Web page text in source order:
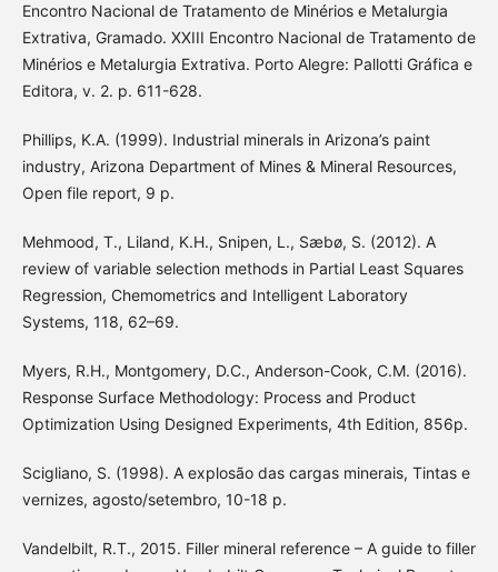
Encontro Nacional de Tratamento de Minérios e Metalurgia
Extrativa, Gramado. XXIII Encontro Nacional de Tratamento de
Minérios e Metalurgia Extrativa. Porto Alegre: Pallotti Gráfica e
Editora, v. 2. p. 611-628.
Phillips, K.A. (1999). Industrial minerals in Arizona’s paint
industry, Arizona Department of Mines & Mineral Resources,
Open file report, 9 p.
Mehmood, T., Liland, K.H., Snipen, L., Sæbø, S. (2012). A
review of variable selection methods in Partial Least Squares
Regression, Chemometrics and Intelligent Laboratory
Systems, 118, 62–69.
Myers, R.H., Montgomery, D.C., Anderson-Cook, C.M. (2016).
Response Surface Methodology: Process and Product
Optimization Using Designed Experiments, 4th Edition, 856p.
Scigliano, S. (1998). A explosão das cargas minerais, Tintas e
vernizes, agosto/setembro, 10-18 p.
Vandelbilt, R.T., 2015. Filler mineral reference – A guide to filler